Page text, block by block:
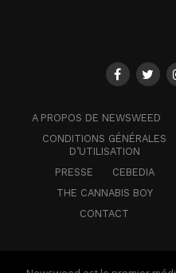
A PROPOS DE NEWSWEED
CONDITIONS GÉNÉRALES
D’UTILISATION
PRESSE
CEBEDIA
THE CANNABIS BOY
CONTACT